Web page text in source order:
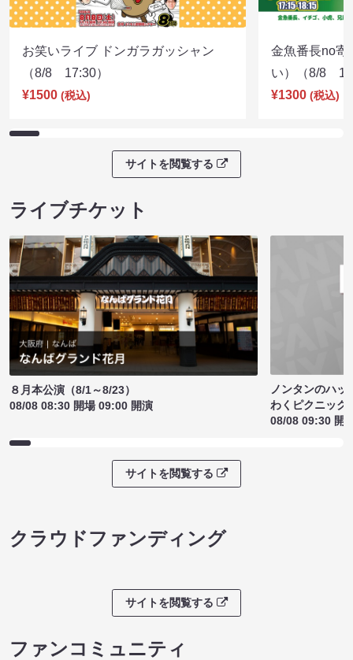
お笑いライブ ドンガラガッシャン
（8/8 17:30）
¥1500 (税込)
金魚番長no寄
い）（8/8
¥1300 (税込)
サイトを閲覧する
ライブチケット
８月本公演（8/1～8/23）
08/08 08:30 開場 09:00 開演
ノンタンのハッ
わくピクニック
08/08 09:30 開
サイトを閲覧する
クラウドファンディング
サイトを閲覧する
ファンコミュニティ